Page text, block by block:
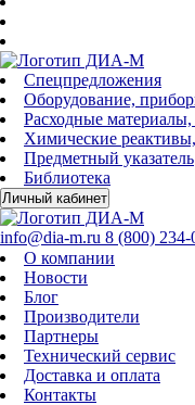
Спецпредложения
Оборудование,
Расходные материалы,
Химические
Предметный указатель
Библиотека
Личный кабинет
info@dia-m.ru 8 (800) 234-
О компании
Новости
Блог
Производители
Партнеры
Технический сервис
Доставка и оплата
Контакты